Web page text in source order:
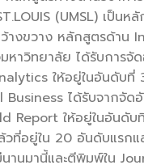
(UMSL) เป็นห
างขวาง หลักสูตรด้าน
หาวิทยาลัย ได้รับการจั
ให้อยู่ในอันดับที่
ได้รับจากจัด
Report ให้อยู่ในอันดับ
วที่อยู่ใน 20 อันดับแรกแ
นานมานี้และตีพิมพ์ใน